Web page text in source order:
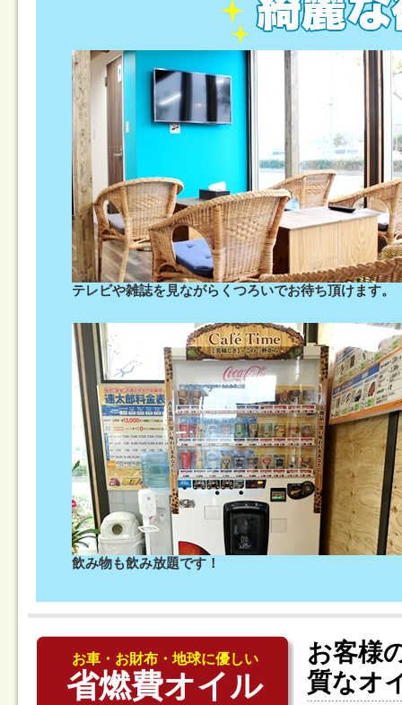
テレビや雑誌を見ながらくつろいでお待ち頂けます。
飲み物も飲み放題です！
お車・お財布・地球に優しい
省燃費オイル
お客様
質なオ